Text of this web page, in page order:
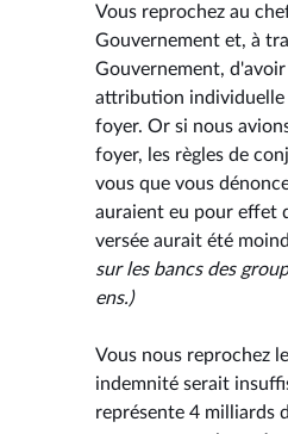
Vous reprochez au
Gouvernement et, à
Gouvernement,
attribution
foyer. Or si nous
foyer, les règles de
vous que vous
auraient eu pour effet
versée aurait été
sur les bancs des
ens.)
Vous nous reprochez
indemnité serait
représente 4 milliards